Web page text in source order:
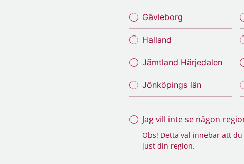
Gävleborg
Halland
Jämtland Härjedalen
Jönköpings län
Jag vill inte se någon
Obs! Detta val innebär att
just din region.